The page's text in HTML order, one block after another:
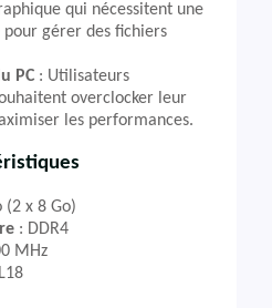
qui nécessitent une
gérer des fichiers
PC : Utilisateurs
overclocker leur
les performances.
(2 x 8 Go)
: DDR4
MHz